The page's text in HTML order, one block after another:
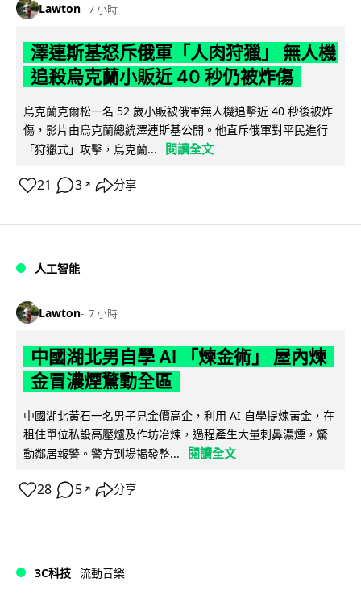
Lawton 7 小時
澤連斯基怒斥俄軍「人肉狩獵」 無人機
追殺烏克蘭小販近 40 秒仍被炸傷
烏克蘭克爾松一名 52 歲小販被俄軍無人機追擊近 40 秒後被炸
傷，影片由烏克蘭總統澤連斯基公開。他直斥俄軍對平民進行
「狩獵式」攻擊，烏克蘭...
閱讀全文
21 3 ↗ 分享
人工智能
Lawton 7 小時
中國湖北男自學 AI 「煉金術」 屋內煉
金冒濃煙驚動全區
中國湖北黃石一名男子見金價高企，利用 AI 自學提煉黃金，在
租住單位私設高壓爐及作坊冶煉，過程產生大量刺鼻濃煙，驚
動鄰居報警。警方到場揭發整...
閱讀全文
28 5 ↗ 分享
3C科技 流動音樂